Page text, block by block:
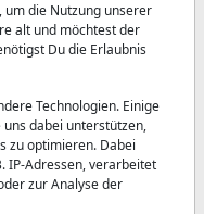
Häfen und
um die Nutzung unserer
alt und möchtest der
Du die Erlaubnis
Technologien. Einige
dabei unterstützen,
zu optimieren. Dabei
IP-Adressen, verarbeitet
zur Analyse der